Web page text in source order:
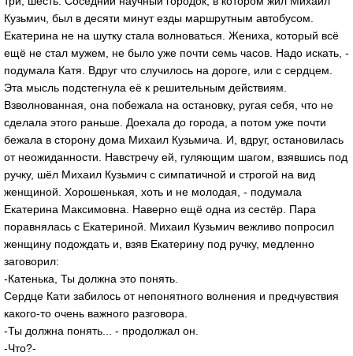
Кузьмич, был в десяти минут езды маршрутным автобусом.
Екатерина не на шутку стала волноваться. Жениха, который всё
ещё не стал мужем, не было уже почти семь часов. Надо искать, -
подумала Катя. Вдруг что случилось на дороге, или с сердцем.
Эта мысль подстегнула её к решительным действиям.
Взволнованная, она побежала на остановку, ругая себя, что не
сделала этого раньше. Доехала до города, а потом уже почти
бежала в сторону дома Михаил Кузьмича. И, вдруг, остановилась
от неожиданности. Навстречу ей, гуляющим шагом, взявшись под
ручку, шёл Михаил Кузьмич с симпатичной и строгой на вид
женщиной. Хорошенькая, хоть и не молодая, - подумала
Екатерина Максимовна. Наверно ещё одна из сестёр. Пара
поравнялась с Екатериной. Михаил Кузьмич вежливо попросил
женщину подождать и, взяв Екатерину под ручку, медленно
заговорил:
-Катенька, Ты должна это понять.
Сердце Кати забилось от непонятного волнения и предчувствия
какого-то очень важного разговора.
-Ты должна понять... - продолжал он.
-Что?-